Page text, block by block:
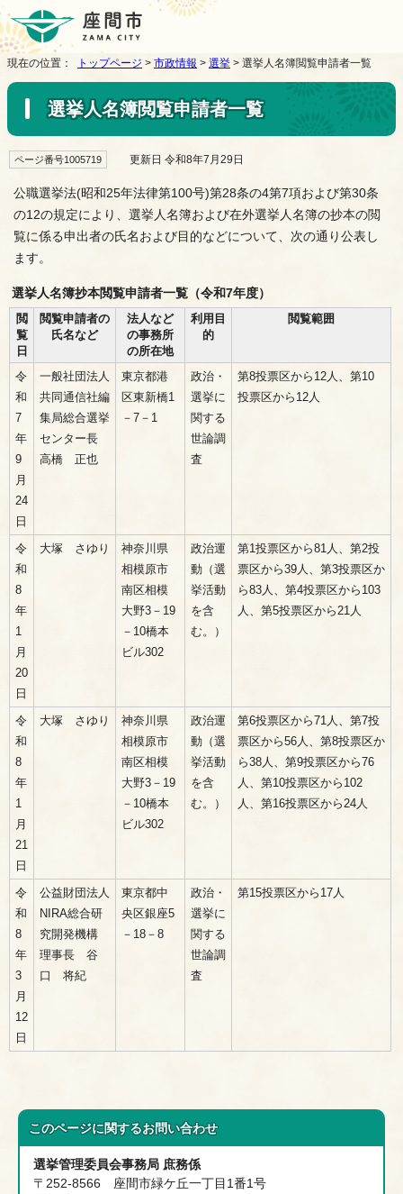
現在の位置： トップページ > 市政情報 > 選挙 > 選挙人名簿閲覧申請者一覧
選挙人名簿閲覧申請者一覧
ページ番号1005719 更新日 令和8年7月29日
公職選挙法(昭和25年法律第100号)第28条の4第7項および第30条
の12の規定により、選挙人名簿および在外選挙人名簿の抄本の閲
覧に係る申出者の氏名および目的などについて、次の通り公表し
ます。
選挙人名簿抄本閲覧申請者一覧（令和7年度）
閲
覧
日
閲覧申請者の
氏名など
法人など
の事務所
の所在地
利用目
的
閲覧範囲
令
和
7
年
9
月
24
日
一般社団法人
共同通信社編
集局総合選挙
センター長
高橋 正也
東京都港
区東新橋1
－7－1
政治・
選挙に
関する
世論調
査
第8投票区から12人、第10
投票区から12人
令
和
8
年
1
月
20
日
大塚 さゆり
神奈川県
相模原市
南区相模
大野3－19
－10橋本
ビル302
政治運
動（選
挙活動
を含
む。）
第1投票区から81人、第2投
票区から39人、第3投票区か
ら83人、第4投票区から103
人、第5投票区から21人
令
和
8
年
1
月
21
日
大塚 さゆり
神奈川県
相模原市
南区相模
大野3－19
－10橋本
ビル302
政治運
動（選
挙活動
を含
む。）
第6投票区から71人、第7投
票区から56人、第8投票区か
ら38人、第9投票区から76
人、第10投票区から102
人、第16投票区から24人
令
和
8
年
3
月
12
日
公益財団法人
NIRA総合研
究開発機構
理事長 谷
口 将紀
東京都中
央区銀座5
－18－8
政治・
選挙に
関する
世論調
査
第15投票区から17人
このページに関するお問い合わせ
選挙管理委員会事務局 庶務係
〒252-8566 座間市緑ケ丘一丁目1番1号